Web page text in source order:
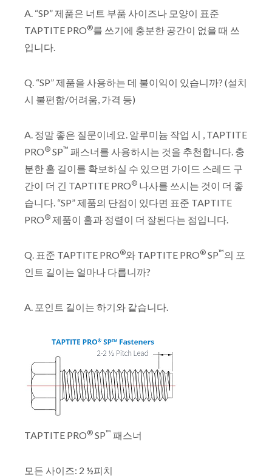
A. “SP” 제품은 너트 부품 사이즈나 모양이 표준
TAPTITE PRO®를 쓰기에 충분한 공간이 없을 때 쓰
입니다.
Q. “SP” 제품을 사용하는 데 불이익이 있습니까? (설치
시 불편함/어려움, 가격 등)
A. 정말 좋은 질문이네요. 알루미늄 작업 시 , TAPTITE
PRO® SP™ 패스너를 사용하시는 것을 추천합니다. 충
분한 홀 길이를 확보하실 수 있으면 가이드 스레드 구
간이 더 긴 TAPTITE PRO® 나사를 쓰시는 것이 더 좋
습니다. “SP” 제품의 단점이 있다면 표준 TAPTITE
PRO® 제품이 홀과 정렬이 더 잘된다는 점입니다.
Q. 표준 TAPTITE PRO®와 TAPTITE PRO® SP™의 포
인트 길이는 얼마나 다릅니까?
A. 포인트 길이는 하기와 같습니다.
TAPTITE PRO® SP™ 패스너
모든 사이즈: 2 ½피치